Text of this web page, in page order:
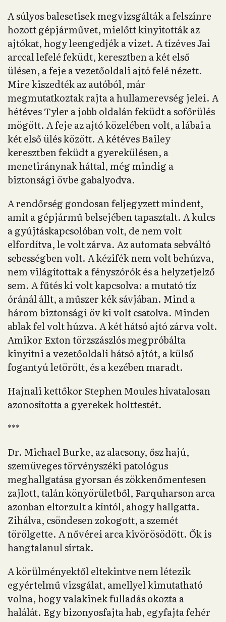
A súlyos balesetisek megvizsgálták a felszínre
hozott gépjárművet, mielőtt kinyitották az
ajtókat, hogy leengedjék a vizet. A tízéves Jai
arccal lefelé feküdt, keresztben a két első
ülésen, a feje a vezetőoldali ajtó felé nézett.
Mire kiszedték az autóból, már
megmutatkoztak rajta a hullamerevség jelei. A
hétéves Tyler a jobb oldalán feküdt a sofőrülés
mögött. A feje az ajtó közelében volt, a lábai a
két első ülés között. A kétéves Bailey
keresztben feküdt a gyerekülésen, a
menetiránynak háttal, még mindig a
biztonsági övbe gabalyodva.
A rendőrség gondosan feljegyzett mindent,
amit a gépjármű belsejében tapasztalt. A kulcs
a gyújtáskapcsolóban volt, de nem volt
elfordítva, le volt zárva. Az automata sebváltó
sebességben volt. A kézifék nem volt behúzva,
nem világítottak a fényszórók és a helyzetjelző
sem. A fűtés ki volt kapcsolva: a mutató tíz
óránál állt, a műszer kék sávjában. Mind a
három biztonsági öv ki volt csatolva. Minden
ablak fel volt húzva. A két hátsó ajtó zárva volt.
Amikor Exton törzszászlós megpróbálta
kinyitni a vezetőoldali hátsó ajtót, a külső
fogantyú letörött, és a kezében maradt.
Hajnali kettőkor Stephen Moules hivatalosan
azonosította a gyerekek holttestét.
***
Dr. Michael Burke, az alacsony, ősz hajú,
szemüveges törvényszéki patológus
meghallgatása gyorsan és zökkenőmentesen
zajlott, talán könyörületből, Farquharson arca
azonban eltorzult a kíntól, ahogy hallgatta.
Zihálva, csöndesen zokogott, a szemét
törölgette. A nővérei arca kivörösödött. Ők is
hangtalanul sírtak.
A körülményektől eltekintve nem létezik
egyértelmű vizsgálat, amellyel kimutatható
volna, hogy valakinek fulladás okozta a
halálát. Egy bizonyosfajta hab, egyfajta fehér